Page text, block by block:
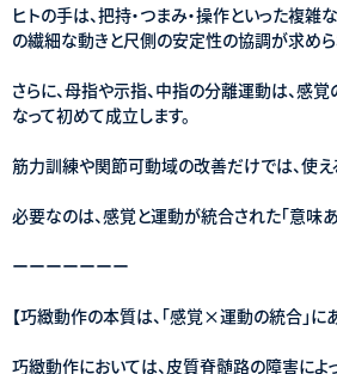
ヒトの手は、把持・つまみ・操作といった複雑
の繊細な動きと尺側の安定性の協調が求めら
さらに、母指や示指、中指の分離運動は、感覚
なって初めて成立します。
筋力訓練や関節可動域の改善だけでは、使え
必要なのは、感覚と運動が統合された「意味あ
ーーーーーーー
【巧緻動作の本質は、「感覚×運動の統合」に
巧緻動作においては、皮質脊髄路の障害によ